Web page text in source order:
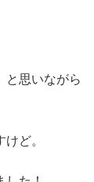
思いながら
ど。